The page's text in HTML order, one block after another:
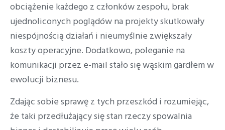
obciążenie każdego z członków zespołu, brak
ujednoliconych poglądów na projekty skutkowały
niespójnością działań i nieumyślnie zwiększały
koszty operacyjne. Dodatkowo, poleganie na
komunikacji przez e-mail stało się wąskim gardłem w
ewolucji biznesu.
Zdając sobie sprawę z tych przeszkód i rozumiejąc,
że taki przedłużający się stan rzeczy spowalnia